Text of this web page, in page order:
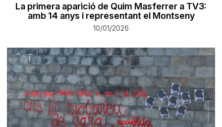
La primera aparició de Quim Masferrer a TV3:
amb 14 anys i representant el Montseny
10/01/2026